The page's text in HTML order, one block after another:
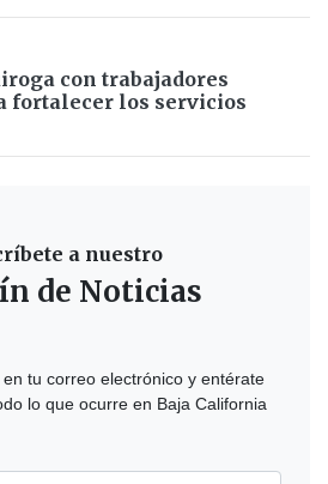
con trabajadores
fortalecer los servicios
a nuestro
de Noticias
tu correo electrónico y entérate
lo que ocurre en Baja California